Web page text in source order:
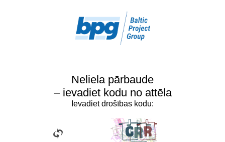
Neliela pārbaude
– ievadiet kodu no attēla
Ievadiet drošības kodu: